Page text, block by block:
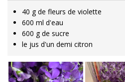
40 g de fleurs de violette
600 ml d'eau
600 g de sucre
le jus d'un demi citron